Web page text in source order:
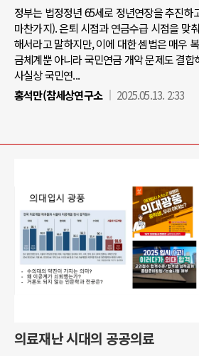
정부는 법정정년 65세로 정년연장을 추진하
마찬가지). 은퇴 시점과 연금수급 시점을 맞
해서라고 말하지만, 이에 대한 셈법은 매우
금체계뿐 아니라 국민연금 개악 문제도 결
사실상 국민연...
홍석만(참세상연구소
2025.05.13. 2:33
의료재난 시대의 공공의료